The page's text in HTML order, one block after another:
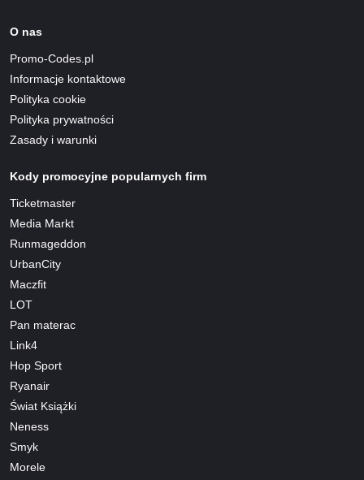
O nas
Promo-Codes.pl
Informacje kontaktowe
Polityka cookie
Polityka prywatności
Zasady i warunki
Kody promocyjne popularnych firm
Ticketmaster
Media Markt
Runmageddon
UrbanCity
Maczfit
LOT
Pan materac
Link4
Hop Sport
Ryanair
Świat Książki
Neness
Smyk
Morele